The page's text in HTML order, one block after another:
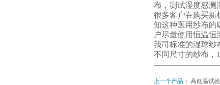
布，测试湿度感测
很多客户在购买新
知这种医用纱布的
户尽量使用恒温
我司标准的湿球纱
不同尺寸的纱布，
上一个产品： 高低温试